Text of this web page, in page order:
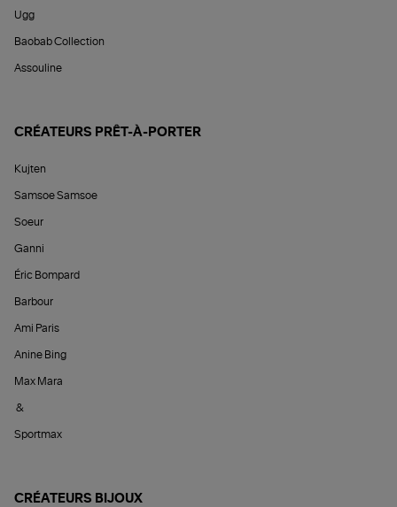
Ugg
Baobab Collection
Assouline
CRÉATEURS PRÊT-À-PORTER
Kujten
Samsoe Samsoe
Soeur
Ganni
Éric Bompard
Barbour
Ami Paris
Anine Bing
Max Mara
&
Sportmax
CRÉATEURS BIJOUX